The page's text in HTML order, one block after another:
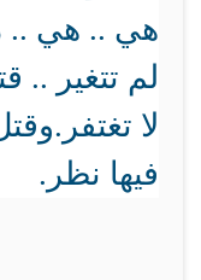
هي .. هي ..
لم تتغير ..
لا
فيها نظر.